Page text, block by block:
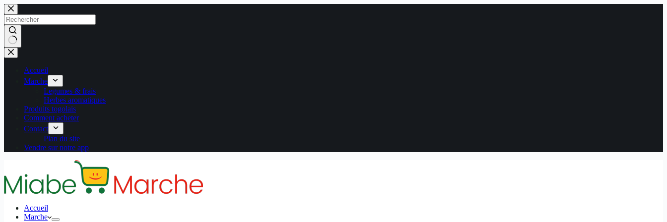
Passer
au
contenu
Aucun
résultat
Accueil
Marche
Legumes & frais
Herbes aromatiques
Produits togolais
Comment acheter
Contact
Plan du site
Vendre sur notre app
Accueil
Marche